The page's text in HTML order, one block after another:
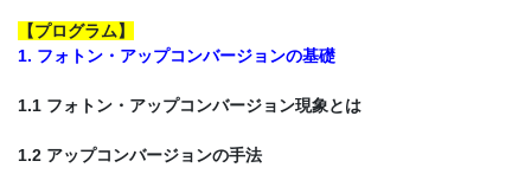
【プログラム】
1. フォトン・アップコンバージョンの基礎
1.1 フォトン・アップコンバージョン現象とは
1.2 アップコンバージョンの手法